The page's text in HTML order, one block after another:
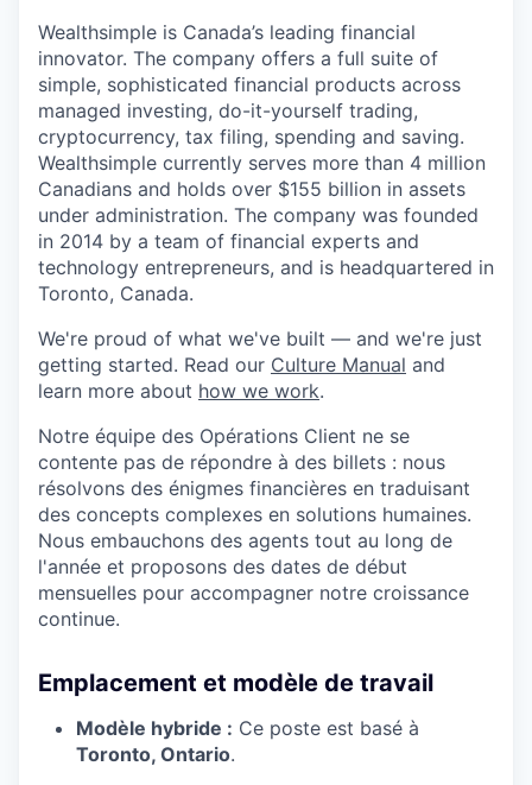
Wealthsimple is Canada’s leading financial
innovator. The company offers a full suite of
simple, sophisticated financial products across
managed investing, do-it-yourself trading,
cryptocurrency, tax filing, spending and saving.
Wealthsimple currently serves more than 4 million
Canadians and holds over $155 billion in assets
under administration. The company was founded
in 2014 by a team of financial experts and
technology entrepreneurs, and is headquartered in
Toronto, Canada.
We're proud of what we've built — and we're just
getting started. Read our Culture Manual and
learn more about how we work.
Notre équipe des Opérations Client ne se
contente pas de répondre à des billets : nous
résolvons des énigmes financières en traduisant
des concepts complexes en solutions humaines.
Nous embauchons des agents tout au long de
l'année et proposons des dates de début
mensuelles pour accompagner notre croissance
continue.
Emplacement et modèle de travail
Modèle hybride : Ce poste est basé à
Toronto, Ontario.